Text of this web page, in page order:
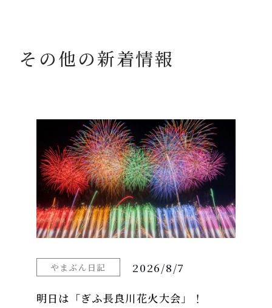
その他の新着情報
やまぶん日記 2026/8/7
明日は「ぎふ長良川花火大会」！